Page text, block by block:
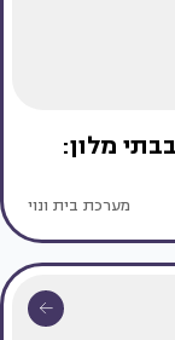
מלון:
מערכת בית ונוי